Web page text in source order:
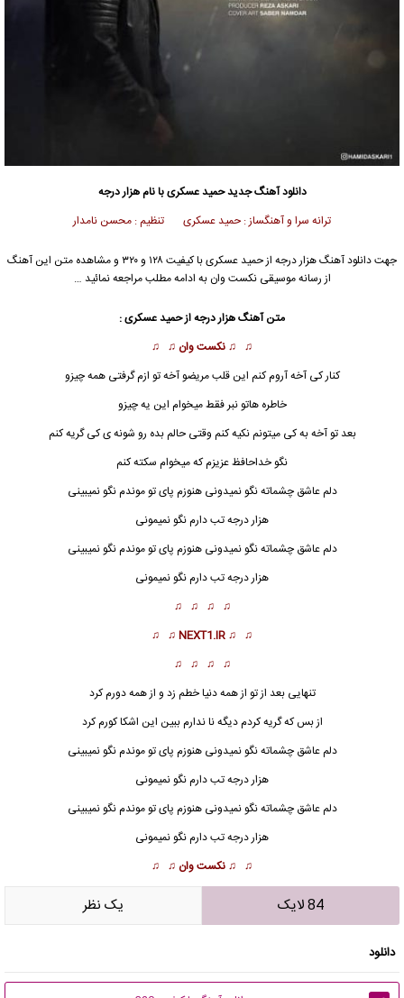
دانلود آهنگ جدیدحمید عسکری با نام هزار درجه
ترانه سرا و آهنگساز : حمید عسکری تنظیم : محسن نامدار
جهت دانلود آهنگ هزار درجه از حمید عسکری با کیفیت ۱۲۸ و ۳۲۰ و مشاهده متن این آهنگ
از رسانه موسیقی نکست وان به ادامه مطلب مراجعه نمائید …
متن آهنگ هزار درجه از حمید عسکری :
♫ ♫ نکست وان ♫ ♫
کنار کی آخه آروم کنم این قلب مریضو آخه تو ازم گرفتی همه چیزو
خاطره هاتو نبر فقط میخوام این یه چیزو
بعد تو آخه به کی میتونم نکیه کنم وقتی حالم بده رو شونه ی کی گریه کنم
نگو خداحافظ عزیزم که میخوام سکته کنم
دلم عاشق چشماته نگو نمیدونی هنوزم پای تو موندم نگو نمیبینی
هزار درجهتب دارم نگو نمیمونی
دلم عاشق چشماته نگو نمیدونی هنوزم پای تو موندم نگو نمیبینی
هزار درجه تب دارم نگو نمیمونی
♫ ♫ ♫ ♫
♫ ♫
NEXT1.IR
♫ ♫
♫ ♫ ♫ ♫
تنهایی بعد از تو از همه دنیا خطم زد و از همه دورم کرد
از بس که گریه کردم دیگه نا ندارم ببین این اشکا کورم کرد
دلم عاشق چشماته نگو نمیدونی هنوزم پای تو موندم نگو نمیبینی
هزار درجهتب دارم نگو نمیمونی
دلم عاشق چشماته نگو نمیدونی هنوزم پای تو موندم نگو نمیبینی
هزار درجه تب دارم نگو نمیمونی
♫ ♫ نکست وان ♫ ♫
84 لایک يک نظر
دانلود